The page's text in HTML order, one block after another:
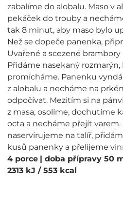
zabalíme do alobalu. Maso v
pekáček do trouby a
tak 8 minut, aby maso bylo
Než se dopeče panenka,
Uvařené a scezené
Přidáme nasekaný rozmarýn,
promícháme. Panenku
z alobalu a necháme na
odpočívat. Mezitím si na
z masa, osolíme, dochutíme
octa a necháme přejít varem.
naservírujeme na talíř,
kusů panenky a přelijeme
4 porce | doba přípravy 50
2313 kJ / 553 kcal